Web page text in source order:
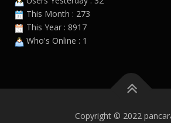
This Month : 273
This Year : 8917
Who's Online : 1
Copyright © 2022